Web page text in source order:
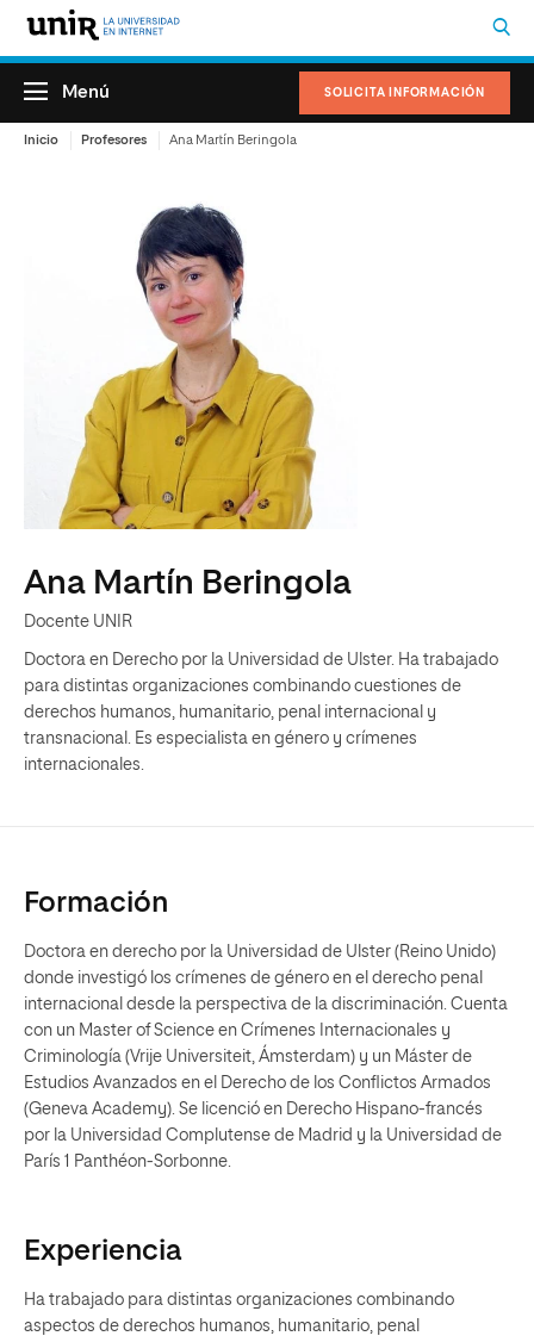
SOLICITA INFORMACIÓN
Menú
Inicio Profesores Ana Martín Beringola
Ana Martín Beringola
Docente UNIR
Doctora en Derecho por la Universidad de Ulster. Ha trabajado
para distintas organizaciones combinando cuestiones de
derechos humanos, humanitario, penal internacional y
transnacional. Es especialista en género y crímenes
internacionales.
Formación
Doctora en derecho por la Universidad de Ulster (Reino Unido)
donde investigó los crímenes de género en el derecho penal
internacional desde la perspectiva de la discriminación. Cuenta
con un Master of Science en Crímenes Internacionales y
Criminología (Vrije Universiteit, Ámsterdam) y un Máster de
Estudios Avanzados en el Derecho de los Conflictos Armados
(Geneva Academy). Se licenció en Derecho Hispano-francés
por la Universidad Complutense de Madrid y la Universidad de
París 1 Panthéon-Sorbonne.
Experiencia
Ha trabajado para distintas organizaciones combinando
aspectos de derechos humanos, humanitario, penal